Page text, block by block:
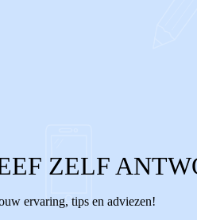
ZELF
ervaring, tips en adviezen!